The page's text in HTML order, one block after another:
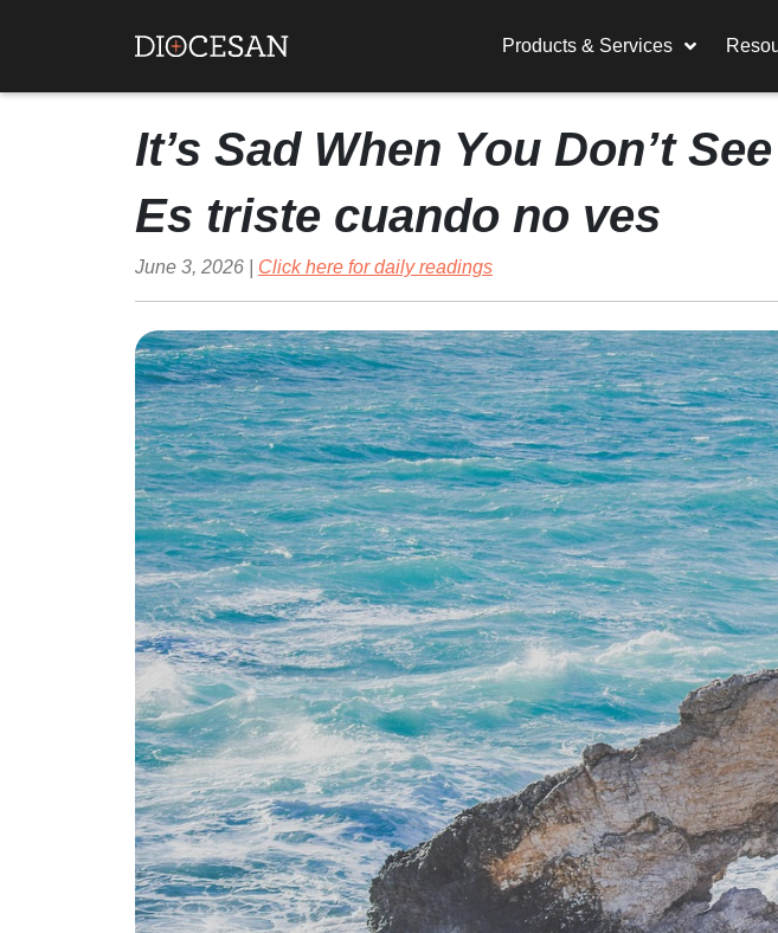
Products & Services
It’s Sad When You Don’t See
Es triste cuando no ves
June 3, 2026 | Click here for daily readings